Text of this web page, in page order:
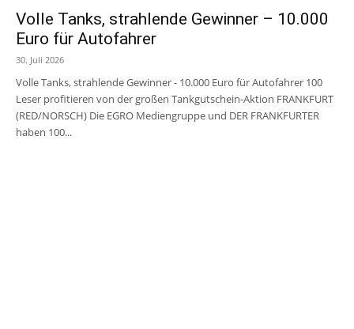
Volle Tanks, strahlende Gewinner – 10.000
Euro für Autofahrer
30. Juli 2026
Volle Tanks, strahlende Gewinner - 10.000 Euro für Autofahrer 100
Leser profitieren von der großen Tankgutschein-Aktion FRANKFURT
(RED/NORSCH) Die EGRO Mediengruppe und DER FRANKFURTER
haben 100...